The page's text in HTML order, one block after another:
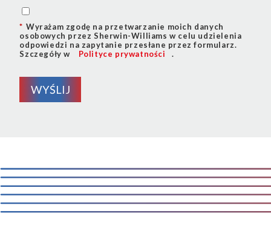
* Wyrażam zgodę na przetwarzanie moich danych
osobowych przez Sherwin-Williams w celu udzielenia
odpowiedzi na zapytanie przesłane przez formularz.
Szczegóły w
Polityce prywatności .
WYŚLIJ